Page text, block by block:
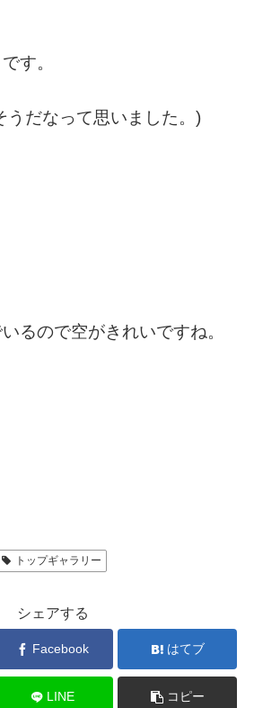
す。
うだなって思いました。)
るので空がきれいですね。
トップギャラリー
シェアする
Facebook はてブ
LINE コピー